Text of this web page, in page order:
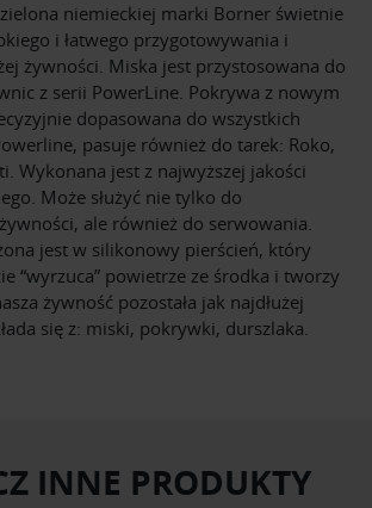
niemieckiej marki Borner świetnie
i łatwego przygotowywania i
żywności. Miska jest przystosowana do
z serii PowerLine. Pokrywa z nowym
dopasowana do wszystkich
pasuje również do tarek: Roko,
Wykonana jest z najwyższej jakości
Może służyć nie tylko do
ale również do serwowania.
jest w silikonowy pierścień, który
“wyrzuca” powietrze ze środka i tworzy
żywność pozostała jak najdłużej
się z: miski, pokrywki, durszlaka.
INNE PRODUKTY